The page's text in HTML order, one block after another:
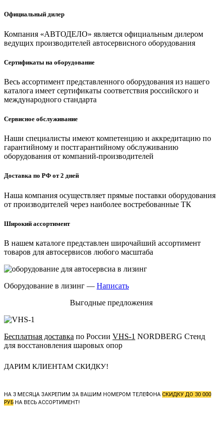
Официальный дилер
Компания «АВТОДЕЛО» является официальным дилером
ведущих производителей автосервисного оборудования
Сертификаты на оборудование
Весь ассортимент представленного оборудования из нашего
каталога имеет сертификаты соответствия российского и
международного стандарта
Сервисное обслуживание
Наши специалисты имеют компетенцию и аккредитацию по
гарантийному и постгарантийному обслуживанию
оборудования от компаний-производителей
Доставка по РФ от 2 дней
Наша компания осуществляет прямые поставки оборудования
от производителей через наиболее востребованные ТК
Широкий ассортимент
В нашем каталоге представлен широчайший ассортимент
товаров для автосервисов любого масштаба
Оборудование в лизинг — Написать
Выгодные предложения
Бесплатная доставка по России VHS-1 NORDBERG Стенд
для восстановления шаровых опор
ДАРИМ КЛИЕНТАМ СКИДКУ!
НА 3 МЕСЯЦА ЗАКРЕПИМ ЗА ВАШИМ НОМЕРОМ ТЕЛЕФОНА СКИДКУ ДО 30 000
РУБ НА ВЕСЬ АССОРТИМЕНТ!